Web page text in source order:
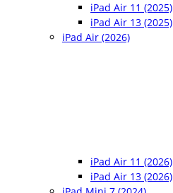
iPad Air 11 (2025)
iPad Air 13 (2025)
iPad Air (2026)
iPad Air 11 (2026)
iPad Air 13 (2026)